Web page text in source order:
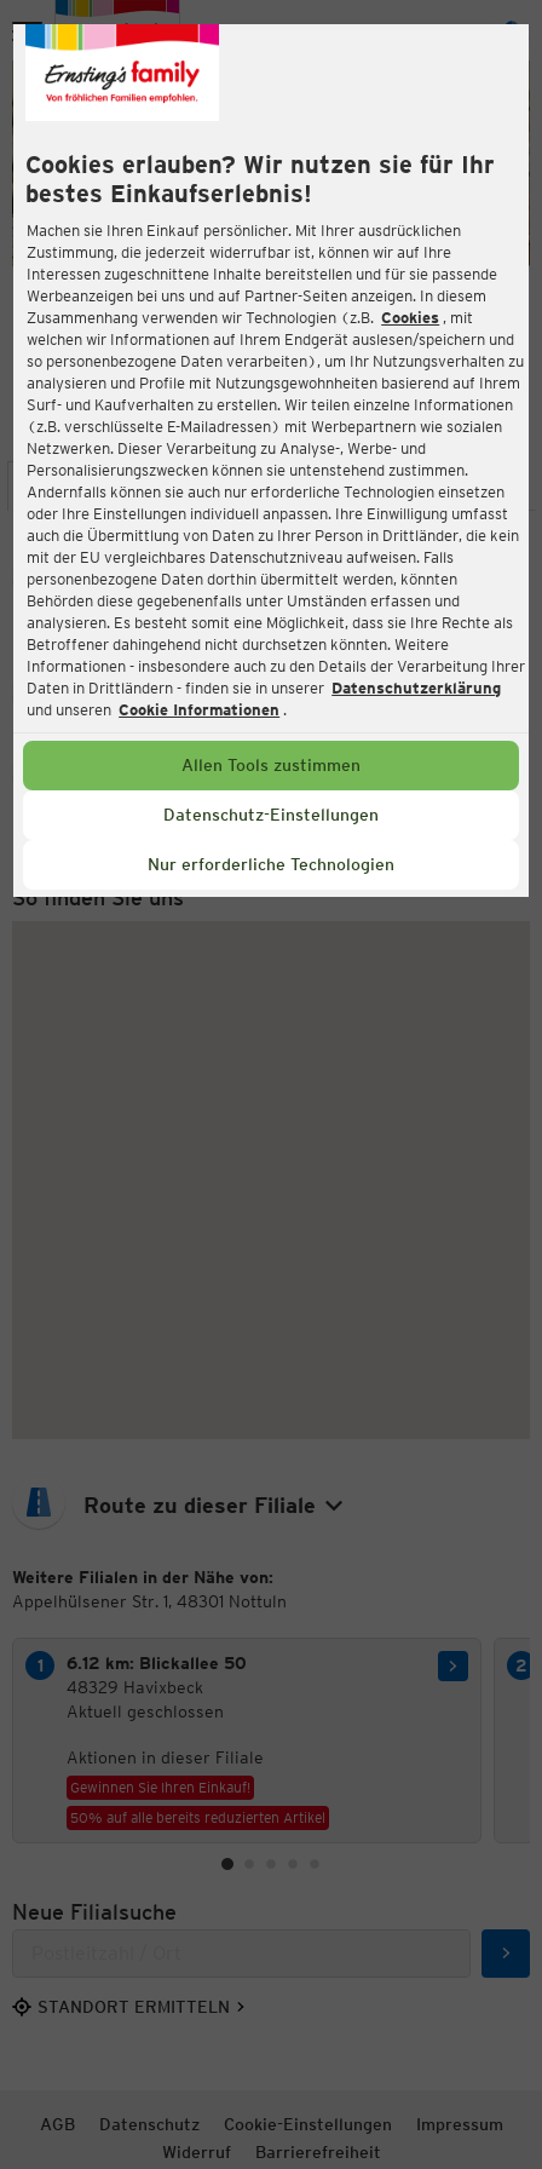
Cookies erlauben? Wir nutzen sie für Ihr
bestes Einkaufserlebnis!
Machen sie Ihren Einkauf persönlicher. Mit Ihrer ausdrücklichen
Zustimmung, die jederzeit widerrufbar ist, können wir auf Ihre
Interessen zugeschnittene Inhalte bereitstellen und für sie passende
Werbeanzeigen bei uns und auf Partner-Seiten anzeigen. In diesem
Zusammenhang verwenden wir Technologien (z.B. Cookies , mit
welchen wir Informationen auf Ihrem Endgerät auslesen/speichern und
so personenbezogene Daten verarbeiten), um Ihr Nutzungsverhalten zu
analysieren und Profile mit Nutzungsgewohnheiten basierend auf Ihrem
Surf- und Kaufverhalten zu erstellen. Wir teilen einzelne Informationen
(z.B. verschlüsselte E-Mailadressen) mit Werbepartnern wie sozialen
Netzwerken. Dieser Verarbeitung zu Analyse-, Werbe- und
Personalisierungszwecken können sie untenstehend zustimmen.
Andernfalls können sie auch nur erforderliche Technologien einsetzen
oder Ihre Einstellungen individuell anpassen. Ihre Einwilligung umfasst
auch die Übermittlung von Daten zu Ihrer Person in Drittländer, die kein
mit der EU vergleichbares Datenschutzniveau aufweisen. Falls
personenbezogene Daten dorthin übermittelt werden, könnten
Behörden diese gegebenenfalls unter Umständen erfassen und
analysieren. Es besteht somit eine Möglichkeit, dass sie Ihre Rechte als
Betroffener dahingehend nicht durchsetzen könnten. Weitere
Informationen - insbesondere auch zu den Details der Verarbeitung Ihrer
Daten in Drittländern - finden sie in unserer Datenschutzerklärung
und unseren Cookie Informationen .
Allen Tools zustimmen
Datenschutz-Einstellungen
Nur erforderliche Technologien
Menü
ERNSTING'S FAMILY FILIALE
Appelhülsener Str. 1
48301 Nottuln
4,6
Bewertung:
STANDORT SERVICES SORTIMENT AKTIONEN
Ernsting's family
Appelhülsener Str. 1, 48301 Nottuln
Aktuell:
Geschlossen
Service Hotline
+49 (0) 2546 / 98 999 98
So finden Sie uns
Route zu dieser Filiale
Weitere Filialen in der Nähe von:
Appelhülsener Str. 1, 48301 Nottuln
6.12 km: Blickallee 50
48329 Havixbeck
Aktuell geschlossen
Aktionen in dieser Filiale
Gewinnen Sie Ihren Einkauf!
50% auf alle bereits reduzierten Artikel
Neue Filialsuche
STANDORT ERMITTELN
AGB Datenschutz Cookie-Einstellungen
Impressum
Widerruf
Barrierefreiheit